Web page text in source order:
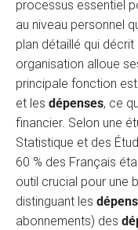
processus essentiel
au niveau personnel
plan détaillé qui
organisation alloue
principale fonction est
et les dépenses, ce
financier. Selon une
Statistique et des
60 % des Français
outil crucial pour une
distinguant les
abonnements) des